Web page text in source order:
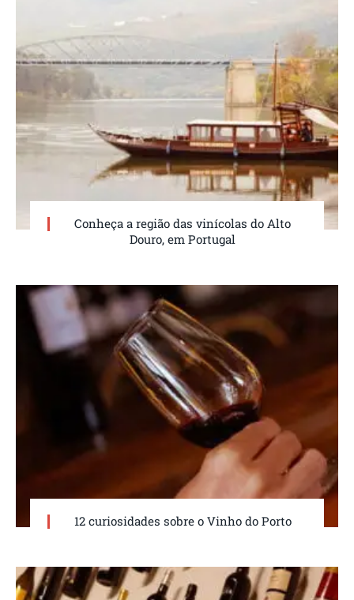
Conheça a região das vinícolas do Alto
Douro, em Portugal
12 curiosidades sobre o Vinho do Porto